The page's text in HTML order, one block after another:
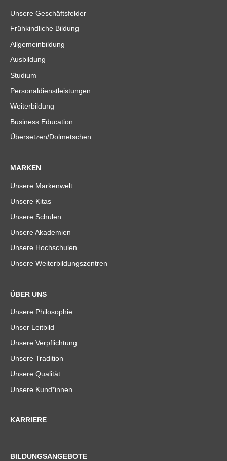
Unsere Geschäftsfelder
Frühkindliche Bildung
Allgemeinbildung
Ausbildung
Studium
Personaldienstleistungen
Weiterbildung
Business Education
Übersetzen/Dolmetschen
MARKEN
Unsere Markenwelt
Unsere Kitas
Unsere Schulen
Unsere Akademien
Unsere Hochschulen
Unsere Weiterbildungszentren
ÜBER UNS
Unsere Philosophie
Unser Leitbild
Unsere Verpflichtung
Unsere Tradition
Unsere Qualität
Unsere Kund*innen
KARRIERE
BILDUNGSANGEBOTE